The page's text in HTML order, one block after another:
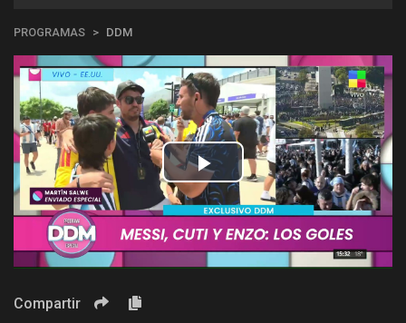
PROGRAMAS DDM
Play
Video
Compartir